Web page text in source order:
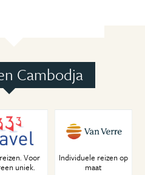
Cambodja
Voor
uniek.
Individuele reizen op
maat